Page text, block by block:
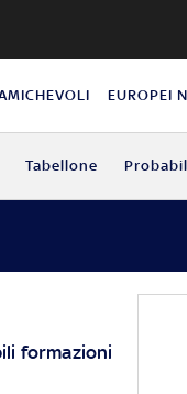
EUROPEI
Tabellone
formazioni